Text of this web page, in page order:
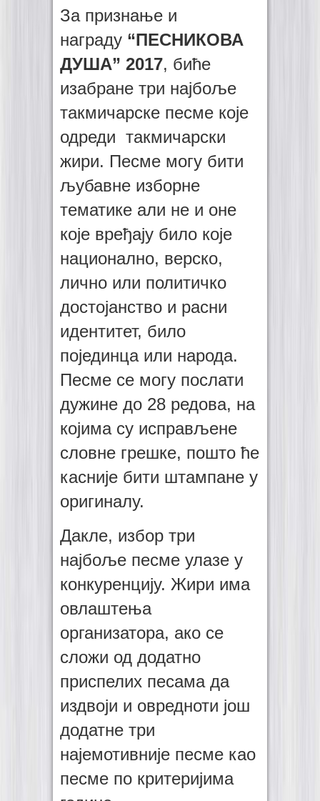
За признање и
награду “ПЕСНИКОВА
ДУША” 2017, биће
изабране три најбоље
такмичарске песме које
одреди такмичарски
жири. Песме могу бити
љубавне изборне
тематике али не и оне
које вређају било које
национално, верско,
лично или политичко
достојанство и расни
идентитет, било
појединца или народа.
Песме се могу послати
дужине до 28 редова, на
којима су исправљене
словне грешке, пошто ће
касније бити штампане у
оригиналу.
Дакле, избор три
најбоље песме улазе у
конкуренцију. Жири има
овлаштења
организатора, ако се
сложи од додатно
приспелих песама да
издвоји и овредноти још
додатне три
најемотивније песме као
песме по критеријима